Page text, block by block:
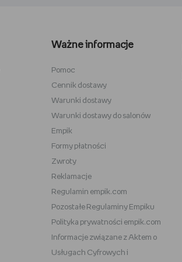
Star Wars
Władca Pierścieni
Victoria's Secret
Under Armour
Baby Bjorn
Ważne informacje
Pomoc
Cennik dostawy
Warunki dostawy
Warunki dostawy do salonów
Empik
Formy płatności
Zwroty
Reklamacje
Regulamin empik.com
Pozostałe Regulaminy Empiku
Polityka prywatności empik.com
Informacje związane z Aktem o
Usługach Cyfrowych i